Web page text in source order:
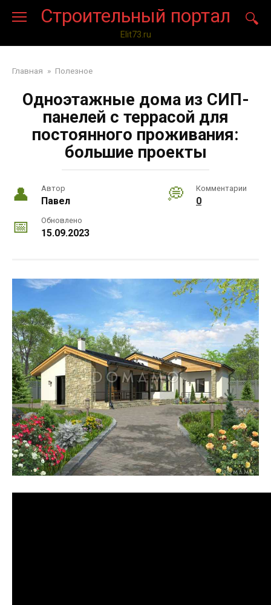
Строительный портал
Elit73.ru
Главная » Полезное
Одноэтажные дома из СИП-
панелей с террасой для
постоянного проживания:
большие проекты
Автор
Павел
Комментарии
0
Обновлено
15.09.2023